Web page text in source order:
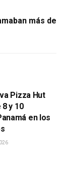
más de
Pizza Hut
y 10
en los